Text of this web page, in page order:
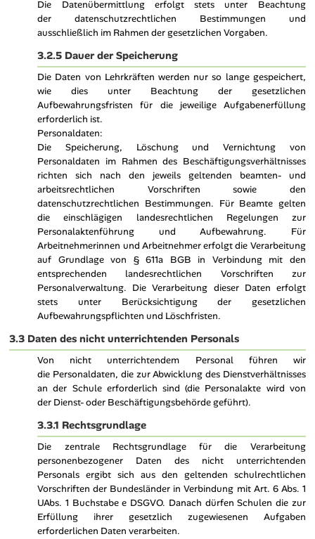
Die Datenübermittlung erfolgt stets unter Beachtung
der datenschutzrechtlichen Bestimmungen und
ausschließlich im Rahmen der gesetzlichen Vorgaben.
3.2.5 Dauer der Speicherung
Die Daten von Lehrkräften werden nur so lange gespeichert,
wie dies unter Beachtung der gesetzlichen
Aufbewahrungsfristen für die jeweilige Aufgabenerfüllung
erforderlich ist.
Personaldaten:
Die Speicherung, Löschung und Vernichtung von
Personaldaten im Rahmen des Beschäftigungsverhältnisses
richten sich nach den jeweils geltenden beamten- und
arbeitsrechtlichen Vorschriften sowie den
datenschutzrechtlichen Bestimmungen. Für Beamte gelten
die einschlägigen landesrechtlichen Regelungen zur
Personalaktenführung und Aufbewahrung. Für
Arbeitnehmerinnen und Arbeitnehmer erfolgt die Verarbeitung
auf Grundlage von § 611a BGB in Verbindung mit den
entsprechenden landesrechtlichen Vorschriften zur
Personalverwaltung. Die Verarbeitung dieser Daten erfolgt
stets unter Berücksichtigung der gesetzlichen
Aufbewahrungspflichten und Löschfristen.
3.3 Daten des nicht unterrichtenden Personals
Von nicht unterrichtendem Personal führen wir
die Personaldaten, die zur Abwicklung des Dienstverhältnisses
an der Schule erforderlich sind (die Personalakte wird von
der Dienst- oder Beschäftigungsbehörde geführt).
3.3.1 Rechtsgrundlage
Die zentrale Rechtsgrundlage für die Verarbeitung
personenbezogener Daten des nicht unterrichtenden
Personals ergibt sich aus den geltenden schulrechtlichen
Vorschriften der Bundesländer in Verbindung mit Art. 6 Abs. 1
UAbs. 1 Buchstabe e DSGVO. Danach dürfen Schulen die zur
Erfüllung ihrer gesetzlich zugewiesenen Aufgaben
erforderlichen Daten verarbeiten.